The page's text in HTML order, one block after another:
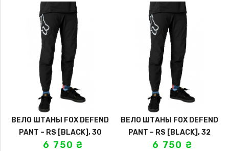
ВЕЛО ШТАНЫ FOX DEFEND
PANT – RS [BLACK], 30
6 750₴
ВЕЛО ШТАНЫ FOX DEFEND
PANT – RS [BLACK], 32
6 750 ₴